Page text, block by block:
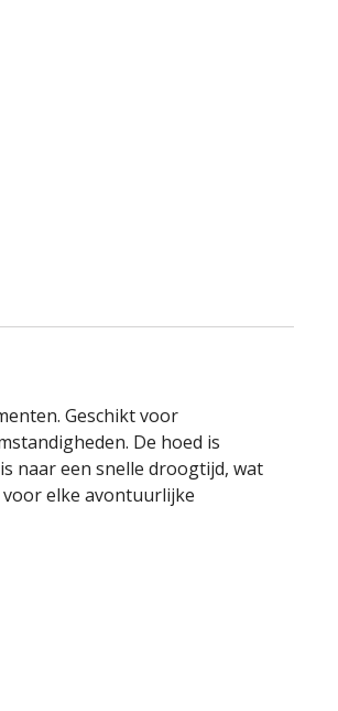
Geschikt voor
De hoed is
naar een snelle droogtijd, wat
elke avontuurlijke